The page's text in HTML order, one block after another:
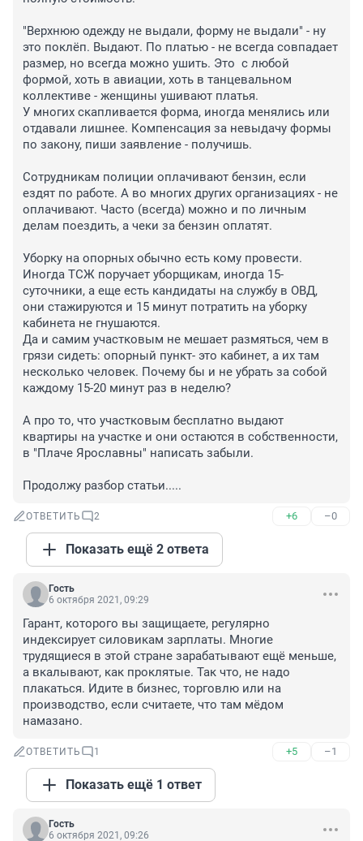
"Верхнюю одежду не выдали, форму не выдали" - ну
это поклёп. Выдают. По платью - не всегда совпадает
размер, но всегда можно ушить. Это  с любой
формой, хоть в авиации, хоть в танцевальном
коллективе - женщины ушивают платья.
У многих скапливается форма, иногда менялись или
отдавали лишнее. Компенсация за невыдачу формы
по закону, пиши заявление - получишь.
Сотрудникам полиции оплачивают бензин, если
ездят по работе. А во многих других организациях - не
оплачивают. Часто (всегда) можно и по личным
делам поездить, а чеки за бензин оплатят.
Уборку на опорных обычно есть кому провести.
Иногда ТСЖ поручает уборщикам, иногда 15-
суточники, а еще есть кандидаты на службу в ОВД,
они стажируются и 15 минут потратить на уборку
кабинета не гнушаются.
Да и самим участковым не мешает размяться, чем в
грязи сидеть: опорный пункт- это кабинет, а их там
несколько человек. Почему бы и не убрать за собой
каждому 15-20 минут раз в неделю?
А про то, что участковым бесплатно выдают
квартиры на участке и они остаются в собственности,
в "Плаче Ярославны" написать забыли.
Продолжу разбор статьи.....
ОТВЕТИТЬ 2 +6 –0
Показать ещё 2 ответа
Гость
6 октября 2021, 09:29
Гарант, которого вы защищаете, регулярно
индексирует силовикам зарплаты. Многие
трудящиеся в этой стране зарабатывают ещё меньше,
а вкалывают, как проклятые. Так что, не надо
плакаться. Идите в бизнес, торговлю или на
производство, если считаете, что там мёдом
намазано.
ОТВЕТИТЬ 1 +5 –1
Показать ещё 1 ответ
Гость
6 октября 2021, 09:26